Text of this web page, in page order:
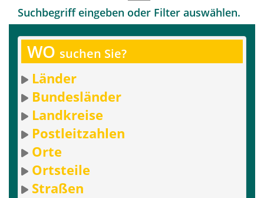
Suchbegriff eingeben oder Filter auswählen.
WO suchen Sie?
Länder
Bundesländer
Landkreise
Postleitzahlen
Orte
Ortsteile
Straßen